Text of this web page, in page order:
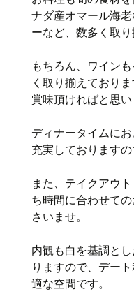
ナダ産オマール海
ーなど、数多く取り
もちろん、ワイン
く取り揃えており
賞味頂ければと思い
ディナータイムに
充実しておりますの
また、テイクアウ
ち時間に合わせて
さいませ。
内観も白を基調と
りますので、デー
適な空間です。